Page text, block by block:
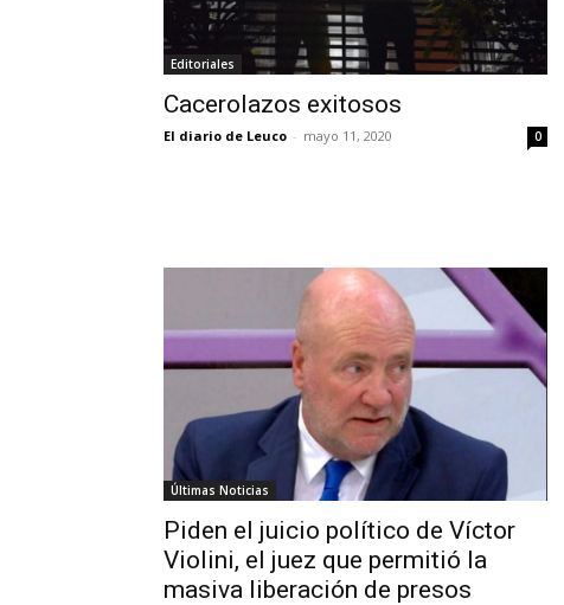
Editoriales
Cacerolazos exitosos
El diario de Leuco - mayo 11, 2020 0
Últimas Noticias
Piden el juicio político de Víctor
Violini, el juez que permitió la
masiva liberación de presos